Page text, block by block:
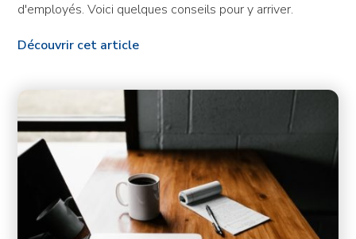
d'employés. Voici quelques conseils pour y arriver.
Découvrir cet article